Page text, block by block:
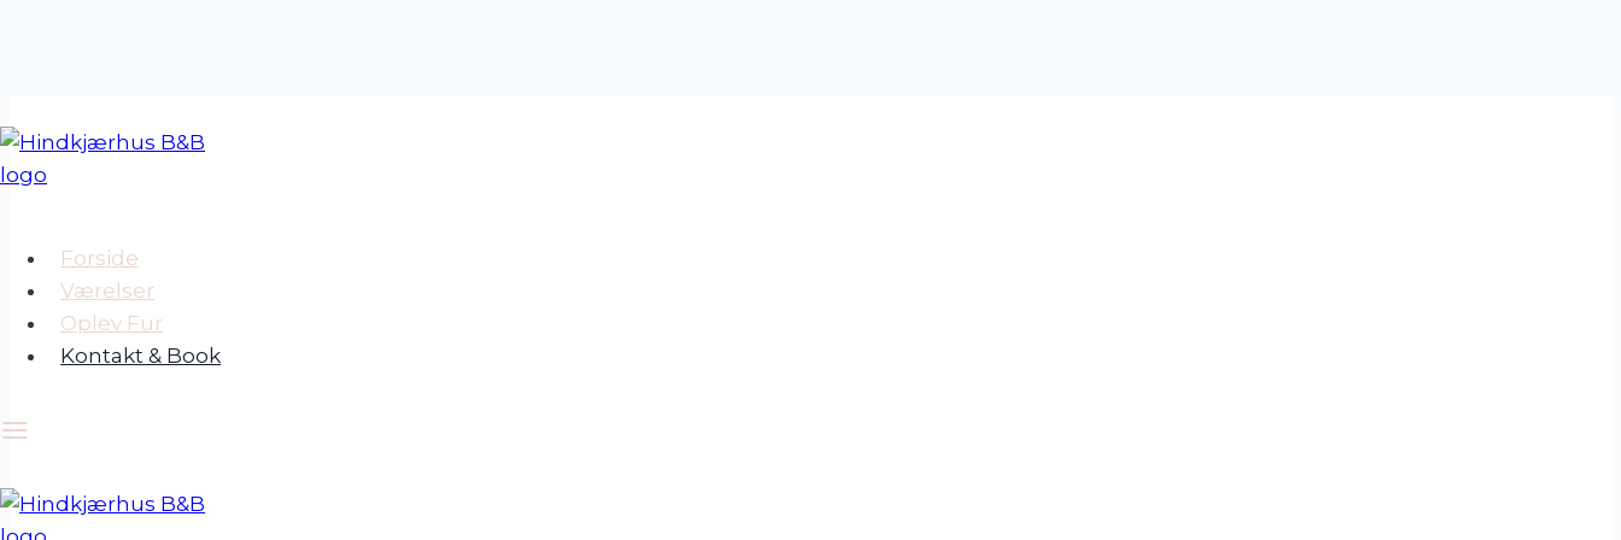
til
indhold
Forside
Værelser
Oplev Fur
Kontakt & Book